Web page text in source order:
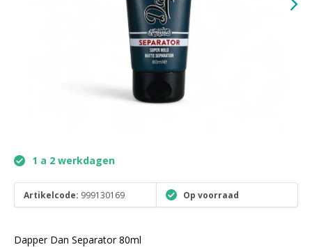
1 a 2 werkdagen
Artikelcode: 999130169 Op voorraad
Dapper Dan Separator 80ml